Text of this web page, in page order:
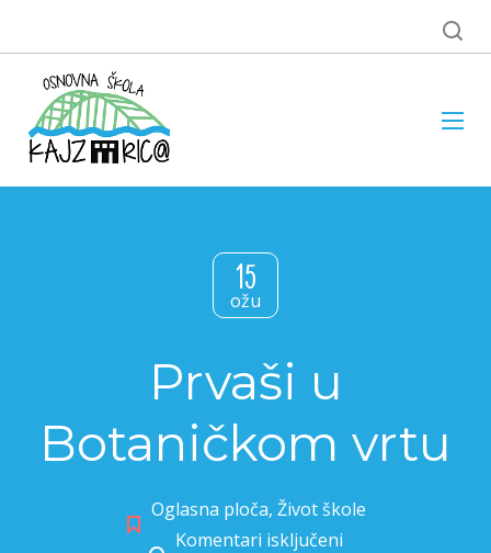
15
ožu
Prvaši u
Botaničkom vrtu
Oglasna ploča, Život škole
Komentari isključeni